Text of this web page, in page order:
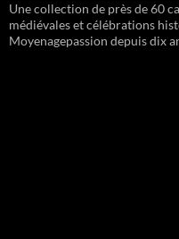
Une collection de près de 60
médiévales et célébrations
Moyenagepassion depuis dix